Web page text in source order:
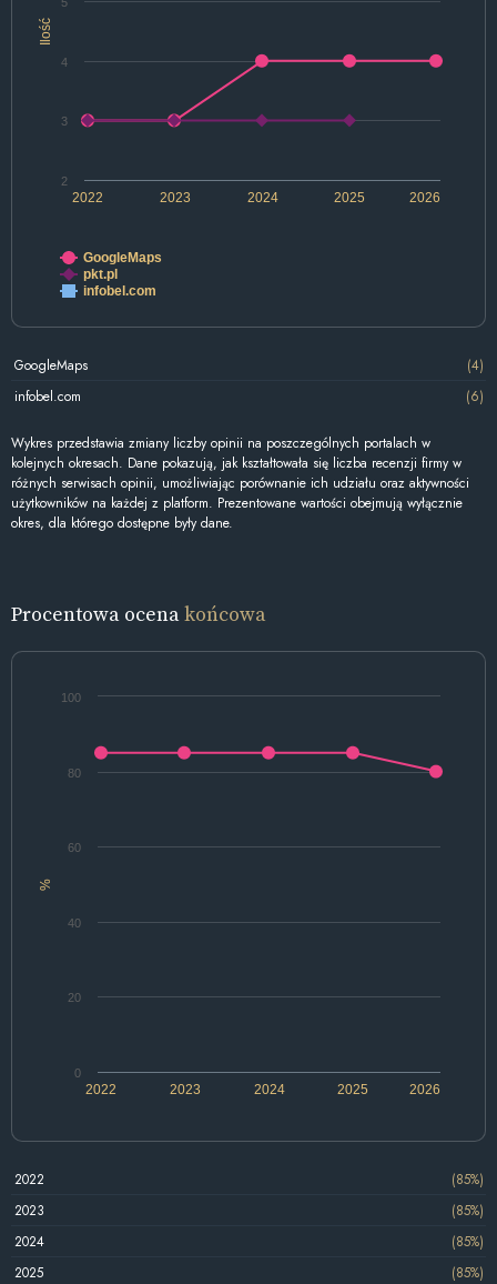
Ilość
2022 2024 2026
2023 2025
2
3
4
GoogleMaps
pkt.pl
infobel.com
GoogleMaps
(4)
infobel.com
(6)
Wykres przedstawia zmiany liczby opinii na poszczególnych portalach w
kolejnych okresach. Dane pokazują, jak kształtowała się liczba recenzji firmy w
różnych serwisach opinii, umożliwiając porównanie ich udziału oraz aktywności
użytkowników na każdej z platform. Prezentowane wartości obejmują wyłącznie
okres, dla którego dostępne były dane.
Procentowa ocenakońcowa
%
2022 2024 2026
2023 2025
0
20
40
60
80
100
2022
(85%)
2023
(85%)
2024
(85%)
2025
(85%)